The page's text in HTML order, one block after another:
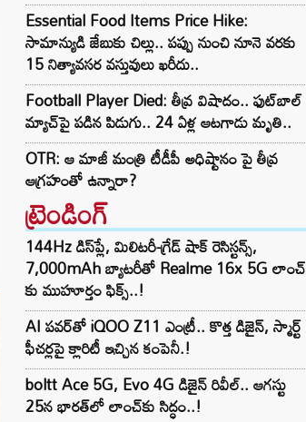
Essential Food Items Price Hike:
సామాన్యుడి జేబుకు చిల్లు.. పప్పు నుంచి నూనె వరకు
15 నిత్యావసర వస్తువులు ఖరీదు..
Football Player Died: తీవ్ర విషాదం.. ఫుట్‌బాల్
మ్యాచ్‌పై పడిన పిడుగు.. 24 ఏళ్ల ఆటగాడు మృతి..
OTR: ఆ మాజీ మంత్రి టీడీపీ అధిష్టానం పై తీవ్ర
ఆగ్రహంతో ఉన్నారా?
ట్రెండింగ్‌
144Hz డిస్‌ప్లే, మిలిటరీ-గ్రేడ్ షాక్ రెసిస్టన్స్,
7,000mAh బ్యాటరీతో Realme 16x 5G లాంచ్
కు ముహూర్తం ఫిక్స్..!
AI పవర్‌తో iQOO Z11 ఎంట్రీ.. కొత్త డిజైన్, స్మార్ట్
ఫీచర్లపై క్లారిటీ ఇచ్చిన కంపెనీ.!
boltt Ace 5G, Evo 4G డిజైన్ రివీల్.. ఆగస్టు
25న భారత్‌లో లాంచ్‌కు సిద్ధం..!